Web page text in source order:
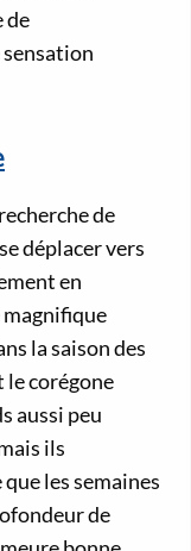
de
de
déplacer vers
en
magnifique
la saison des
le corégone
aussi peu
ils
les semaines
de